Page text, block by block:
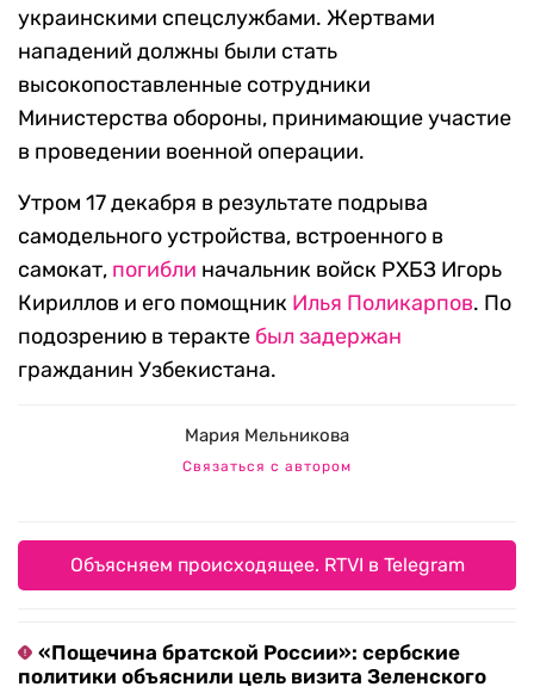
украинскими спецслужбами. Жертвами
нападений должны были стать
высокопоставленные сотрудники
Министерства обороны, принимающие участие
в проведении военной операции.
Утром 17 декабря в результате подрыва
самодельного устройства, встроенного в
самокат, погибли начальник войск РХБЗ Игорь
Кириллов и его помощник Илья Поликарпов. По
подозрению в теракте был задержан
гражданин Узбекистана.
Мария Мельникова
Связаться с автором
Объясняем происходящее. RTVI в Telegram
«Пощечина братской России»: сербские
политики объяснили цель визита Зеленского